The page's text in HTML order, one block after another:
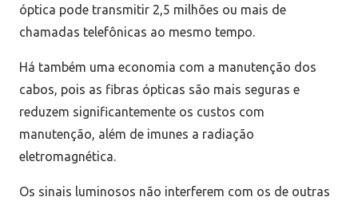
óptica pode transmitir 2,5 milhões ou mais de
chamadas telefônicas ao mesmo tempo.
Há também uma economia com a manutenção dos
cabos, pois as fibras ópticas são mais seguras e
reduzem significantemente os custos com
manutenção, além de imunes a radiação
eletromagnética.
Os sinais luminosos não interferem com os de outras